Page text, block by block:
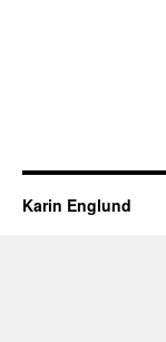
Karin Englund